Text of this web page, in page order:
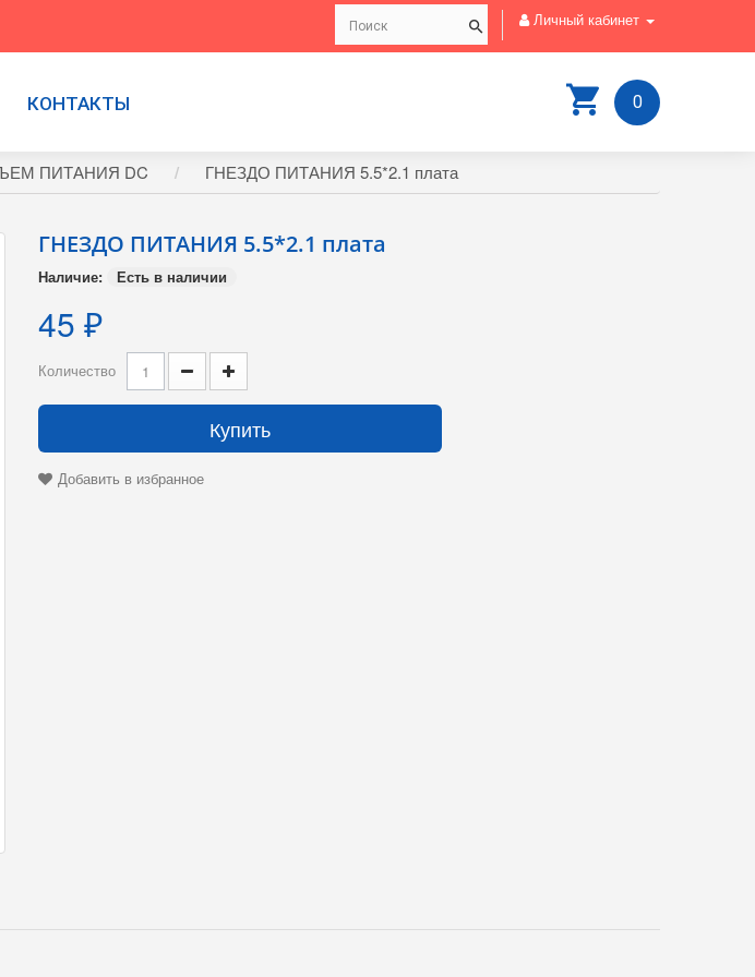
Личный кабинет
0
КОНТАКТЫ
ПИТАНИЯ DC ГНЕЗДО ПИТАНИЯ 5.5*2.1 плата
ГНЕЗДО ПИТАНИЯ 5.5*2.1 плата
Наличие: Есть в наличии
45 ₽
Количество
Купить
Добавить в избранное